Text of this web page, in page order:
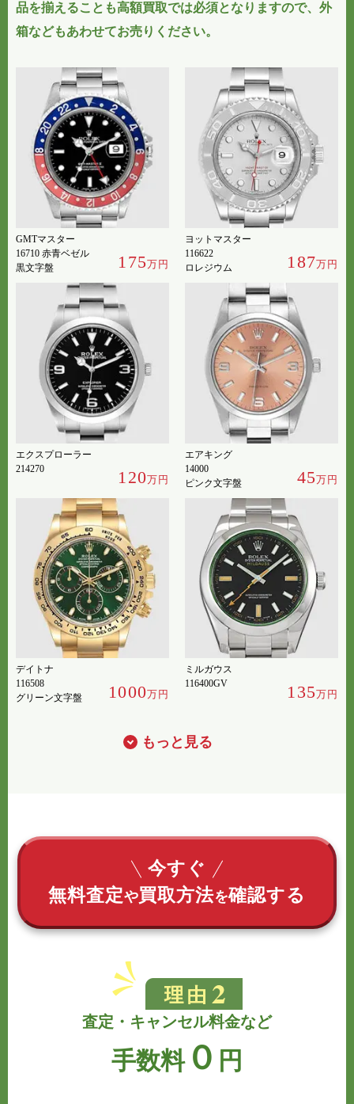
品を揃えることも高額買取では必須となりますので、外
箱などもあわせてお売りください。
GMTマスター
16710 赤青ベゼル
黒文字盤
175万円
ヨットマスター
116622
ロレジウム
187万円
エクスプローラー
214270
120万円
エアキング
14000
ピンク文字盤
45万円
デイトナ
116508
グリーン文字盤
1000万円
ミルガウス
116400GV
135万円
もっと見る
今すぐ
無料査定や買取方法を確認する
査定・キャンセル料金など
手数料０ 円